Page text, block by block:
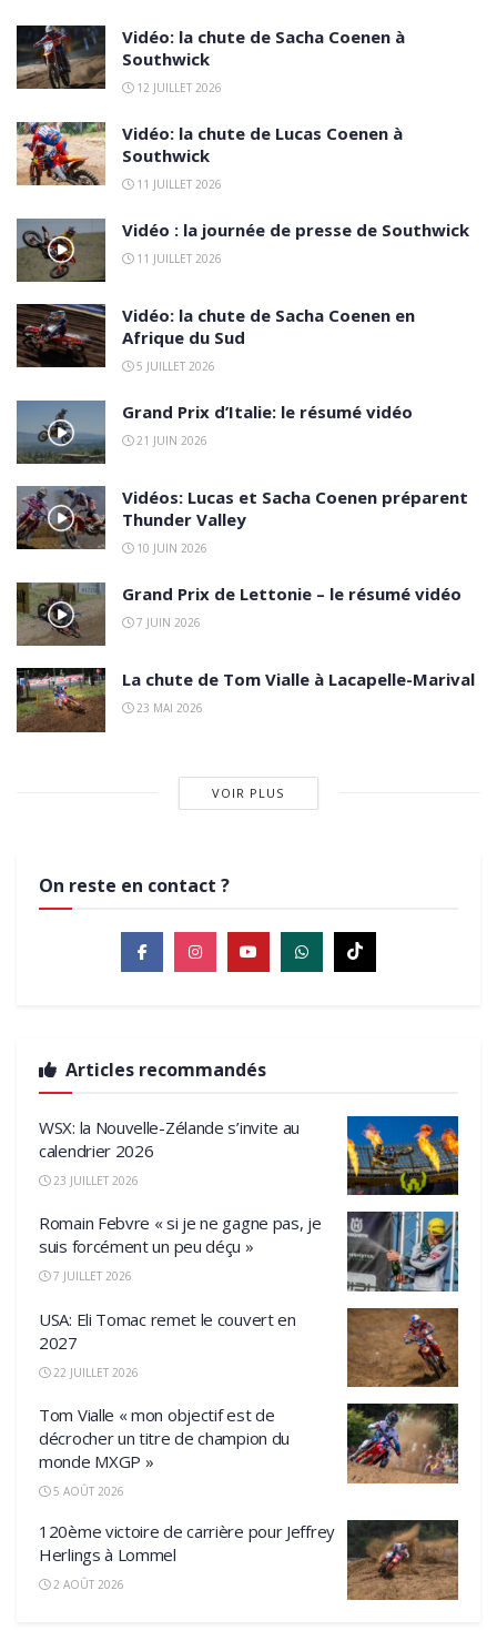
Vidéo: la chute de Sacha Coenen à
Southwick
12 JUILLET 2026
Vidéo: la chute de Lucas Coenen à
Southwick
11 JUILLET 2026
Vidéo : la journée de presse de Southwick
11 JUILLET 2026
Vidéo: la chute de Sacha Coenen en
Afrique du Sud
5 JUILLET 2026
Grand Prix d’Italie: le résumé vidéo
21 JUIN 2026
Vidéos: Lucas et Sacha Coenen préparent
Thunder Valley
10 JUIN 2026
Grand Prix de Lettonie – le résumé vidéo
7 JUIN 2026
La chute de Tom Vialle à Lacapelle-Marival
23 MAI 2026
VOIR PLUS
On reste en contact ?
Articles recommandés
WSX: la Nouvelle-Zélande s’invite au
calendrier 2026
23 JUILLET 2026
Romain Febvre « si je ne gagne pas, je
suis forcément un peu déçu »
7 JUILLET 2026
USA: Eli Tomac remet le couvert en
2027
22 JUILLET 2026
Tom Vialle « mon objectif est de
décrocher un titre de champion du
monde MXGP »
5 AOÛT 2026
120ème victoire de carrière pour Jeffrey
Herlings à Lommel
2 AOÛT 2026